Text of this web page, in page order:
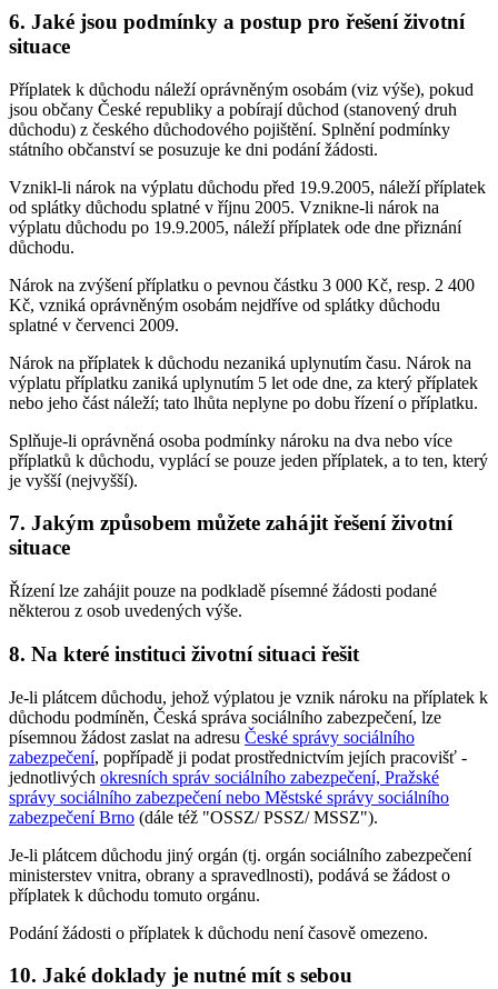
6. Jaké jsou podmínky a postup pro řešení životní
situace
Příplatek k důchodu náleží oprávněným osobám (viz výše), pokud
jsou občany České republiky a pobírají důchod (stanovený druh
důchodu) z českého důchodového pojištění. Splnění podmínky
státního občanství se posuzuje ke dni podání žádosti.
Vznikl-li nárok na výplatu důchodu před 19.9.2005, náleží příplatek
od splátky důchodu splatné v říjnu 2005. Vznikne-li nárok na
výplatu důchodu po 19.9.2005, náleží příplatek ode dne přiznání
důchodu.
Nárok na zvýšení příplatku o pevnou částku 3 000 Kč, resp. 2 400
Kč, vzniká oprávněným osobám nejdříve od splátky důchodu
splatné v červenci 2009.
Nárok na příplatek k důchodu nezaniká uplynutím času. Nárok na
výplatu příplatku zaniká uplynutím 5 let ode dne, za který příplatek
nebo jeho část náleží; tato lhůta neplyne po dobu řízení o příplatku.
Splňuje-li oprávněná osoba podmínky nároku na dva nebo více
příplatků k důchodu, vyplácí se pouze jeden příplatek, a to ten, který
je vyšší (nejvyšší).
7. Jakým způsobem můžete zahájit řešení životní
situace
Řízení lze zahájit pouze na podkladě písemné žádosti podané
některou z osob uvedených výše.
8. Na které instituci životní situaci řešit
Je-li plátcem důchodu, jehož výplatou je vznik nároku na příplatek k
důchodu podmíněn, Česká správa sociálního zabezpečení, lze
písemnou žádost zaslat na adresu České správy sociálního
zabezpečení, popřípadě ji podat prostřednictvím jejích pracovišť -
jednotlivých okresních správ sociálního zabezpečení, Pražské
správy sociálního zabezpečení nebo Městské správy sociálního
zabezpečení Brno (dále též "OSSZ/ PSSZ/ MSSZ").
Je-li plátcem důchodu jiný orgán (tj. orgán sociálního zabezpečení
ministerstev vnitra, obrany a spravedlnosti), podává se žádost o
příplatek k důchodu tomuto orgánu.
Podání žádosti o příplatek k důchodu není časově omezeno.
10. Jaké doklady je nutné mít s sebou